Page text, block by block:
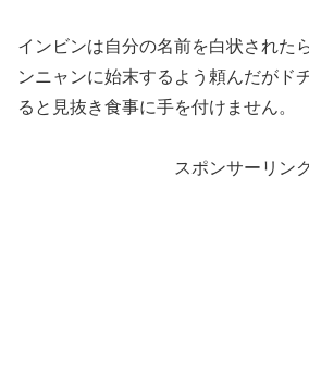
インビンは自分の名前を白状された
ンニャンに始末するよう頼んだがド
ると見抜き食事に手を付けません。
スポンサーリンク